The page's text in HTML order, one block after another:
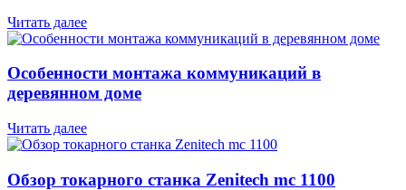
Читать далее
Особенности монтажа коммуникаций в
деревянном доме
Читать далее
Обзор токарного станка Zenitech mc 1100